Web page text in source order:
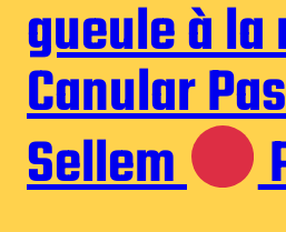
gueule à
Canular
Sellem